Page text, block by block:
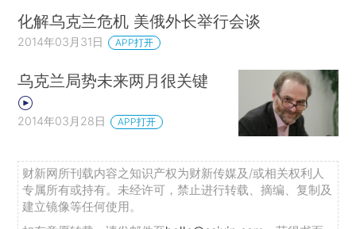
化解乌克兰危机 美俄外长举行会谈
2014年03月31日 APP打开
乌克兰局势未来两月很关键
2014年03月28日 APP打开
财新网所刊载内容之知识产权为财新传媒及/或相关权利人
专属所有或持有。未经许可，禁止进行转载、摘编、复制及
建立镜像等任何使用。